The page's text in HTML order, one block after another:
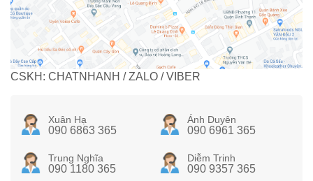
CSKH: CHATNHANH / ZALO / VIBER
Xuân Hạ
090 6863 365
Ánh Duyên
090 6961 365
Trung Nghĩa
090 1180 365
Diễm Trinh
090 9357 365